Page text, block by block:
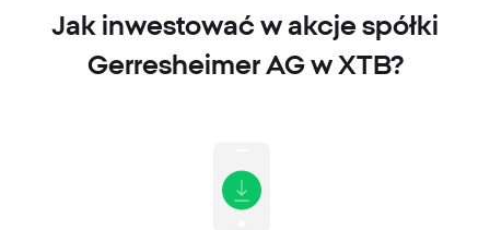
Jak inwestować w akcje spółki
Gerresheimer AG w XTB?